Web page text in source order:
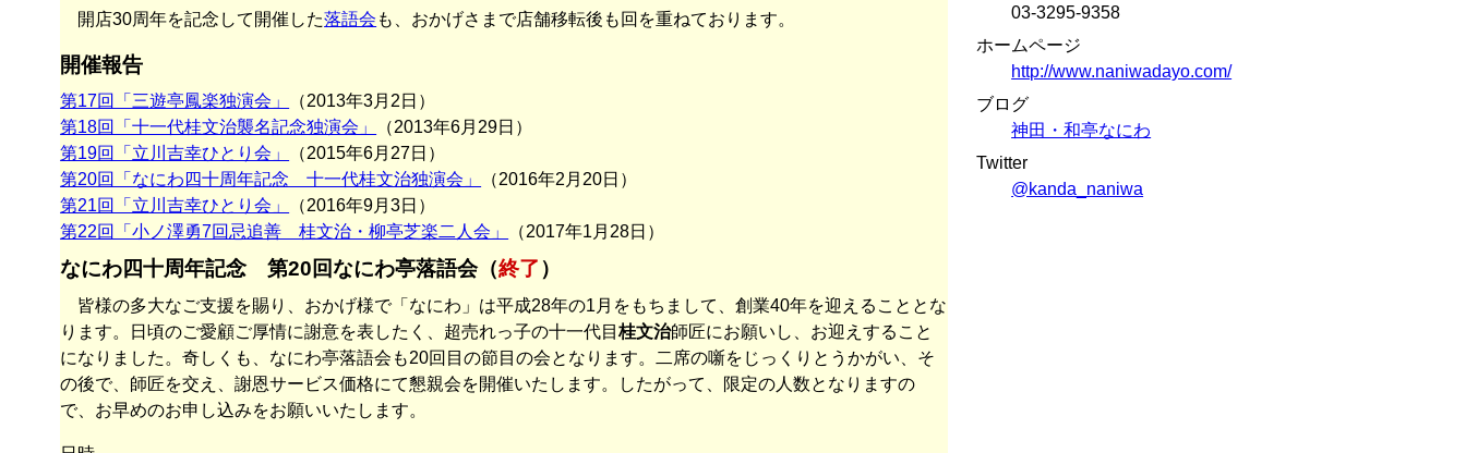
開店30周年を記念して開催した落語会 も、おかげさまで店舗移転後も回を重ねております。
開催報告
第17回「三遊亭鳳楽独演会」
（2013年3月2日）
第18回「十一代桂文治襲名記念独演会」
（2013年6月29日）
第19回「立川吉幸ひとり会」
（2015年6月27日）
第20回「なにわ四十周年記念 十一代桂文治独演会」
（2016年2月20日）
第21回「立川吉幸ひとり会」
（2016年9月3日）
第22回「小ノ澤勇7回忌追善 桂文治・柳亭芝楽二人会」
（2017年1月28日）
なにわ四十周年記念 第20回なにわ亭落語会（終了 ）
皆様の多大なご支援を賜り、おかげ様で「なにわ」は平成28年の1月をもちまして、創業40年を迎えることとな
ります。日頃のご愛顧ご厚情に謝意を表したく、超売れっ子の十一代目桂文治師匠にお願いし、お迎えすること
になりました。奇しくも、なにわ亭落語会も20回目の節目の会となります。二席の噺をじっくりとうかがい、そ
の後で、師匠を交え、謝恩サービス価格にて懇親会を開催いたします。したがって、限定の人数となりますの
で、お早めのお申し込みをお願いいたします。
03-3295-9358
ホームページ
http://www.naniwadayo.com/
ブログ
神田・和亭なにわ
Twitter
@kanda_naniwa